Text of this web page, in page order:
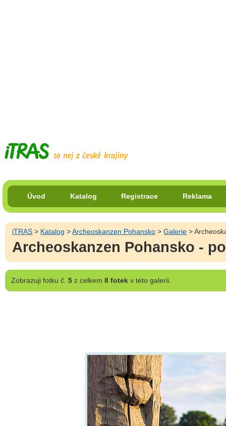
Úvod Katalog Registrace Reklama
iTRAS > Katalog >Archeoskanzen Pohansko >Galerie >
Archeoskanzen Pohansko -
Zobrazujifotku č. 5z celkem 8 fotekv této galerii.